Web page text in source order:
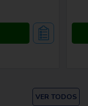
VER TODOS